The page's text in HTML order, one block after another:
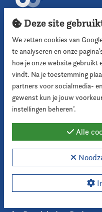
Contact
Nederlandse
Postbus 30435
2500 GK Den Haag
070-373 8195
Stuur ons een e-mail
Snel naar
Deze site
We zetten cookies van
te analyseren en onze
hoe je onze website gebruikt
vindt. Na je toestemming
partners voor socialmedia-
gewenst kun je jouw
instellingen beheren’.
Alle